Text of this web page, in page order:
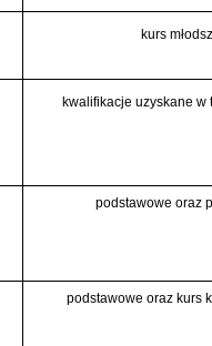
kurs
kwalifikacje uzyskane
podstawowe oraz
podstawowe oraz kurs